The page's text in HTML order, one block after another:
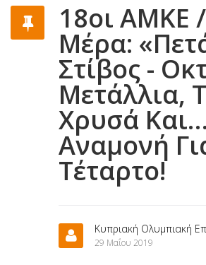
18οι ΑΜΚΕ
Μέρα:
Στίβος -
Μετάλλια,
Χρυσά Και…
Αναμονή
Τέταρτο!
Κυπριακή Ολυμπιακή
29 Μαΐου 2019